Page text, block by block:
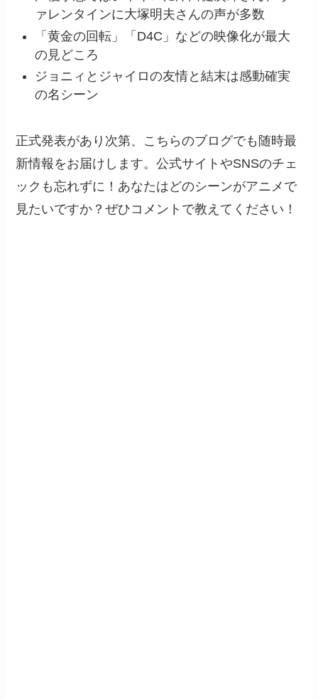
ァレンタインに大塚明夫さんの声が多数
「黄金の回転」「D4C」などの映像化が最大
の見どころ
ジョニィとジャイロの友情と結末は感動確実
の名シーン
正式発表があり次第、こちらのブログでも随時最
新情報をお届けします。公式サイトやSNSのチェ
ックも忘れずに！あなたはどのシーンがアニメで
見たいですか？ぜひコメントで教えてください！